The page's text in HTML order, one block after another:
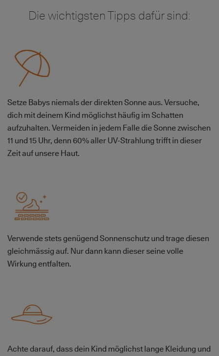
Die wichtigsten Tipps dafür sind:
Setze Babys niemals der direkten Sonne aus. Versuche,
dich mit deinem Kind möglichst häufig im Schatten
aufzuhalten. Vermeiden in jedem Falle die Sonne zwischen
11 und 15 Uhr, denn 60% aller UV-Strahlung trifft in dieser
Zeit auf unsere Haut.
Verwende stets genügend Sonnenschutz und trage diesen
gleichmässig auf. Nur dann kann dieser seine volle
Wirkung entfalten.
Achte darauf, dass dein Kind möglichst lange Kleidung und